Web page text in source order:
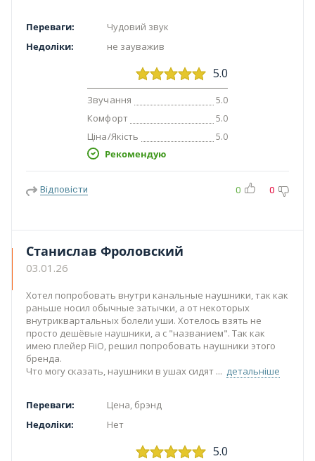
Переваги:
Чудовий звук
Недоліки:
не зауважив
5.0
Звучання 5.0
Комфорт 5.0
Ціна/Якість 5.0
Рекомендую
Відповісти 0 0
Станислав Фроловский
03.01.26
Хотел попробовать внутри канальные наушники, так как
раньше носил обычные затычки, а от некоторых
внутриквартальных болели уши. Хотелось взять не
просто дешёвые наушники, а с "названием". Так как
имею плейер FiiO, решил попробовать наушники этого
бренда.
Что могу сказать, наушники в ушах сидят
детальніше
Переваги:
Цена, брэнд
Недоліки:
Нет
5.0